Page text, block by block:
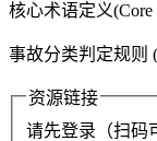
核心术语定义(Core
事故分类判定规则
资源链接
请先登录（扫码